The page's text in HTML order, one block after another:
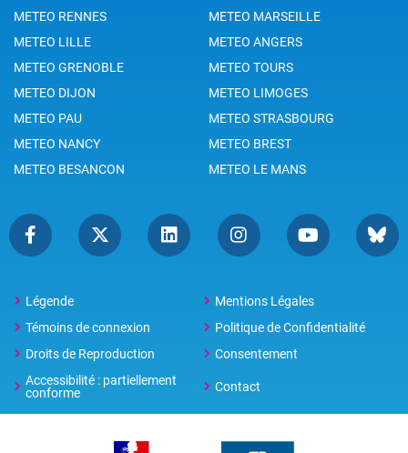
METEO RENNES
METEO MARSEILLE
METEO LILLE
METEO ANGERS
METEO GRENOBLE
METEO TOURS
METEO DIJON
METEO LIMOGES
METEO PAU
METEO STRASBOURG
METEO NANCY
METEO BREST
METEO BESANCON
METEO LE MANS
Légende
Mentions Légales
Témoins de connexion
Politique de Confidentialité
Droits de Reproduction
Consentement
Accessibilité : partiellement
conforme
Contact